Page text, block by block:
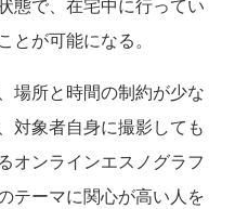
とが可能になる。
場所と時間の制約が少な
対象者自身に撮影しても
オンラインエスノグラフ
テーマに関心が高い人を